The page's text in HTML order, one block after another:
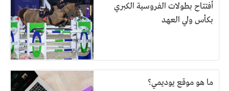
أفتتاح بطولات الفروسية الكبري
بكأس ولي العهد
ما هو موقع يوديمي؟